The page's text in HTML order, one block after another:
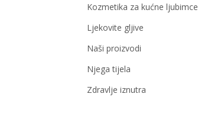
Kozmetika za kućne ljubimce
Ljekovite gljive
Naši proizvodi
Njega tijela
Zdravlje iznutra